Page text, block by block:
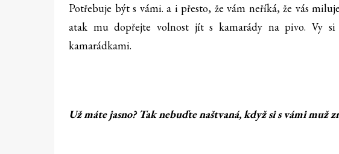
Potřebuje být s vámi. a i přesto, že vám neříká, že vás
atak mu dopřejte volnost jít s kamarády na pivo. Vy
kamarádkami.
Už máte jasno? Tak nebuďte naštvaná, když si s vámi muž